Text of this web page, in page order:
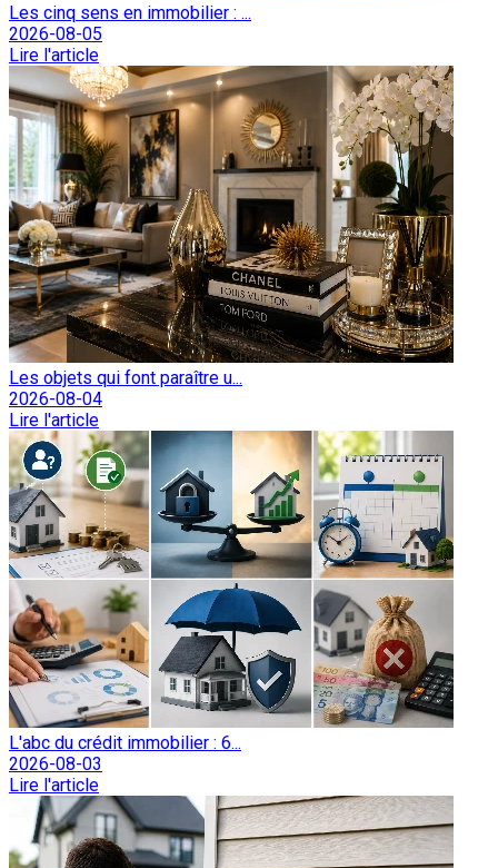
Les cinq sens en immobilier : ...
2026-08-05
Lire l'article
Les objets qui font paraître u...
2026-08-04
Lire l'article
L'abc du crédit immobilier : 6...
2026-08-03
Lire l'article